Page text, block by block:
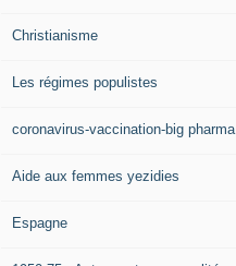
Christianisme
Les régimes populistes
coronavirus-vaccination-big pharma
Aide aux femmes yezidies
Espagne